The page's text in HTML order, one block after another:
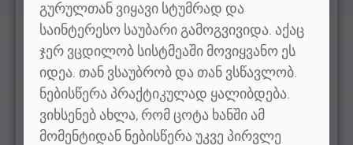
გურულთან ვიყავი სტუმრად და
საინტერესო საუბარი გამოგვივიდა. აქაც
ჯერ ვცდილობ სისტმეაში მოვიყვანო ეს
იდეა. თან ვსაუბრობ და თან ვსწავლობ.
ნებისწერა პრაქტიკულად ყალიბდება.
ვიხსენებ ახლა, რომ ცოტა ხანში ამ
მომენტიდან ნებისწერა უკვე პირვლე